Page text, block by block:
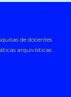
de docentes
arquivísticas .